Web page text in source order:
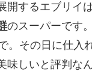
開するエブリイ
のスーパーです
。その日に仕入
味しいと評判な